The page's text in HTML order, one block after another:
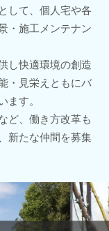
して、個人宅や各
・施工メンテナン
し快適環境の創造
・見栄えともにバ
ます。
ど、働き方改革も
新たな仲間を募集